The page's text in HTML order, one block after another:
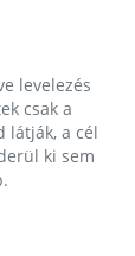
levelezés
csak a
látják, a cél
ki sem